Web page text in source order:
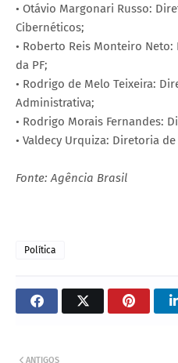
• Otávio Margonari Russo:
Cibernéticos;
• Roberto Reis Monteiro
da PF;
• Rodrigo de Melo Teixeira:
Administrativa;
• Rodrigo Morais Fernandes:
• Valdecy Urquiza: Diretoria
Fonte: Agência Brasil
Política
ANTIGOS